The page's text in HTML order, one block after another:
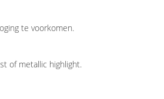
te voorkomen.
of metallic highlight.